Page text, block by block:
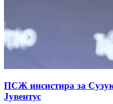
ПСЖ инсистира за
Јувентус